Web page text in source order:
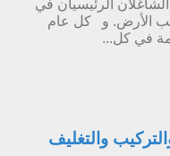
الرئيسيان في
الأرض. و كل عام
في كل...
والتغليف